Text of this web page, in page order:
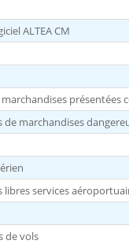
ALTEA CM
présentées
marchandises
libres services
de vols